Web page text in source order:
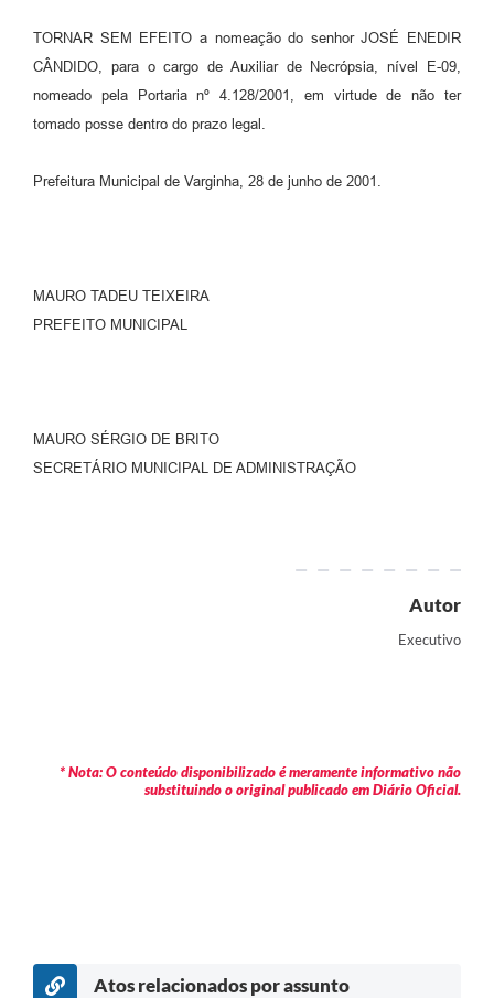
TORNAR SEM EFEITO a nomeação do senhor JOSÉ ENEDIR
CÂNDIDO, para o cargo de Auxiliar de Necrópsia, nível E-09,
nomeado pela Portaria nº 4.128/2001, em virtude de não ter
tomado posse dentro do prazo legal.
Prefeitura Municipal de Varginha, 28 de junho de 2001.
MAURO TADEU TEIXEIRA
PREFEITO MUNICIPAL
MAURO SÉRGIO DE BRITO
SECRETÁRIO MUNICIPAL DE ADMINISTRAÇÃO
Autor
Executivo
* Nota: O conteúdo disponibilizado é meramente informativo não
substituindo o original publicado em Diário Oficial.
Atos relacionados por assunto